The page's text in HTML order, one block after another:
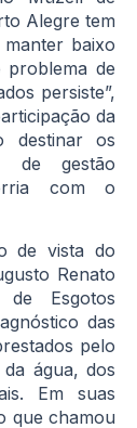
Alegre tem
baixo
problema de
persiste”,
da
destinar os
de gestão
com o
de vista do
Renato
de Esgotos
das
pelo
água, dos
Em suas
que chamou